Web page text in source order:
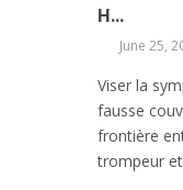
H...
June 25,
Viser la
fausse
frontière
trompeur